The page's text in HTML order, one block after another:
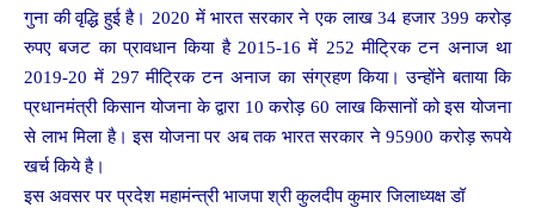
गुना की वृद्धि हुई है। 2020 में भारत सरकार ने एक लाख 34 हजार 399 करोड़
रुपए बजट का प्रावधान किया है 2015-16 में 252 मीट्रिक टन अनाज था
2019-20 में 297 मीट्रिक टन अनाज का संग्रहण किया। उन्होंने बताया कि
प्रधानमंत्री किसान योजना के द्वारा 10 करोड़ 60 लाख किसानों को इस योजना
से लाभ मिला है। इस योजना पर अब तक भारत सरकार ने 95900 करोड़ रूपये
खर्च किये है।
इस अवसर पर प्रदेश महामंन्त्री भाजपा श्री कुलदीप कुमार जिलाध्यक्ष डॉ